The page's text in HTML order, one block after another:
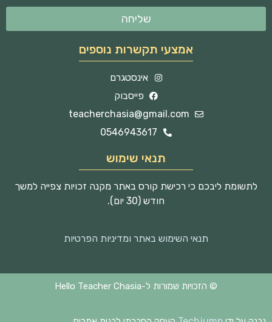
שליחה
אמצעי תקשרות נוספים
אינסטגרם
פייסבוק
teacherchasia@gmail.com
0546943617
תנאי שימוש
לתשומת ליבכם כי רכישת קורס באתר מקנה זכויות צפייה למשך
חודש (30 יום).
תנאי השימוש באתר ומדיניות הפרטיות
© הזכויות שמורות ל-Hello Teacher Chasia